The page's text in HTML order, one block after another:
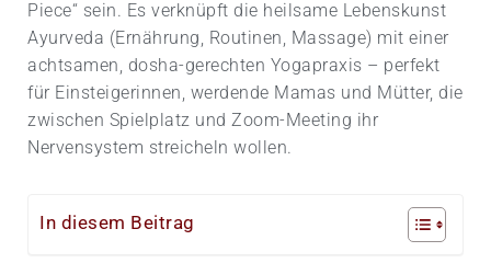
Piece“ sein. Es verknüpft die heilsame Lebens­kunst
Ayurveda (Ernährung, Routinen, Massage) mit einer
achtsamen, dosha-gerechten Yoga­praxis – perfekt
für Einsteigerinnen, werdende Mamas und Mütter, die
zwischen Spielplatz und Zoom-Meeting ihr
Nervensystem streicheln wollen.
In diesem Beitrag